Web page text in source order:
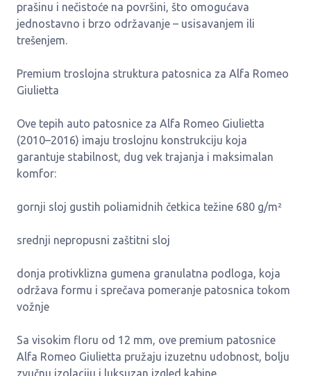
prašinu i nečistoće na površini, što omogućava
jednostavno i brzo održavanje – usisavanjem ili
trešenjem.
Premium troslojna struktura patosnica za Alfa Romeo
Giulietta
Ove tepih auto patosnice za Alfa Romeo Giulietta
(2010–2016) imaju troslojnu konstrukciju koja
garantuje stabilnost, dug vek trajanja i maksimalan
komfor:
gornji sloj gustih poliamidnih četkica težine 680 g/m²
srednji nepropusni zaštitni sloj
donja protivklizna gumena granulatna podloga, koja
održava formu i sprečava pomeranje patosnica tokom
vožnje
Sa visokim floru od 12 mm, ove premium patosnice
Alfa Romeo Giulietta pružaju izuzetnu udobnost, bolju
zvučnu izolaciju i luksuzan izgled kabine.